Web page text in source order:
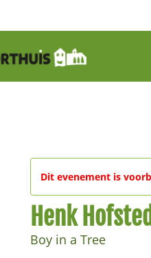
Dit evenement is
Henk
Boy in a Tree